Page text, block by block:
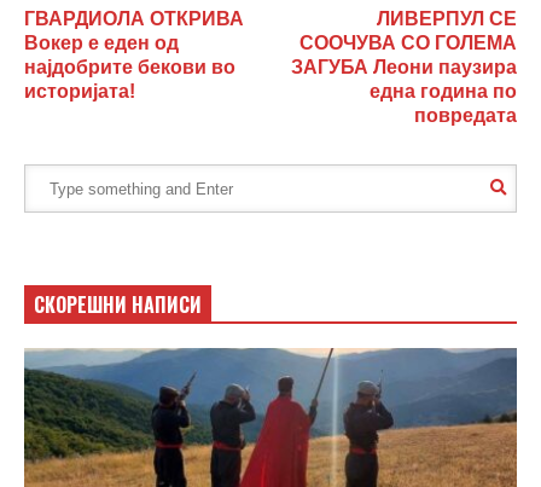
ГВАРДИОЛА ОТКРИВА
Вокер е еден од
најдобрите бекови во
историјата!
ЛИВЕРПУЛ СЕ
СООЧУВА СО ГОЛЕМА
ЗАГУБА Леони паузира
една година по
повредата
СКОРЕШНИ НАПИСИ